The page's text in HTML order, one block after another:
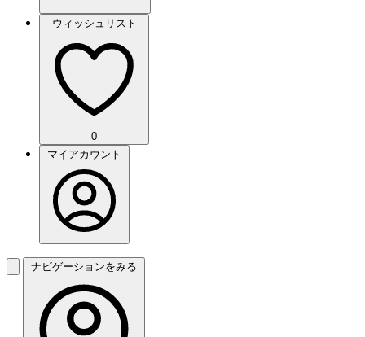
ウィッシュリスト
0
マイアカウント
ナビゲーションをみる